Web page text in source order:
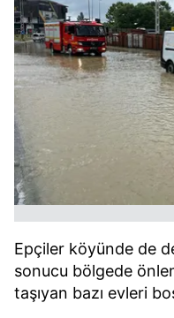
Epçiler köyünde de
sonucu bölgede
taşıyan bazı evleri